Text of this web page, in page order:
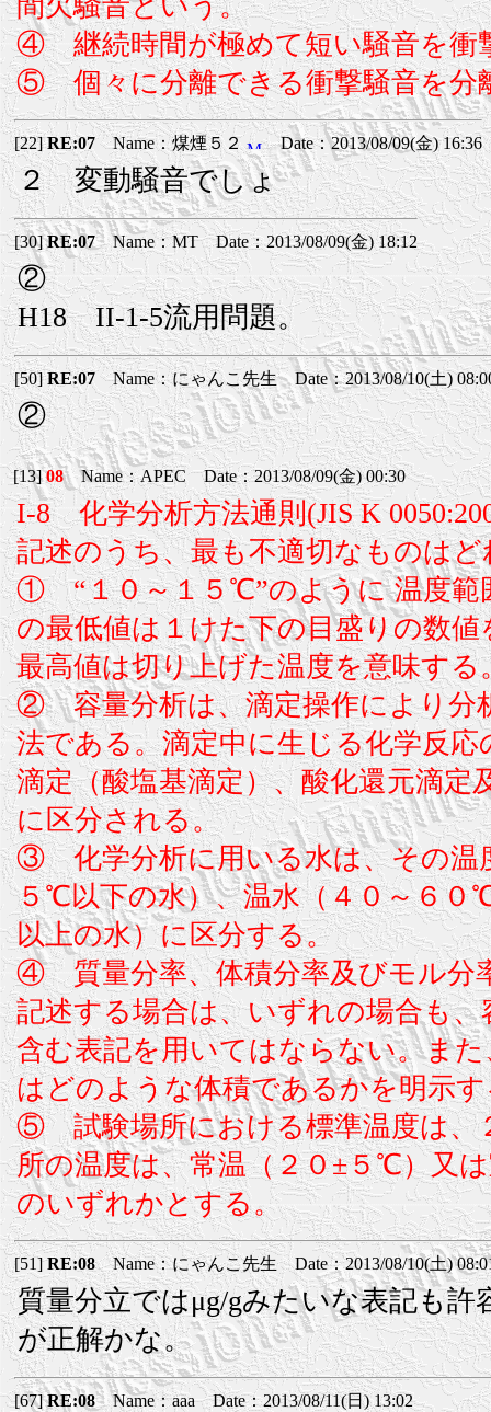
④ 継続時間が極めて短い騒音を衝
⑤ 個々に分離できる衝撃騒音を分
[22]RE:07 Name：煤煙５２ Date：2013/08/09(金) 16:36
２ 変動騒音でしょ
[30]RE:07Name：MT Date：2013/08/09(金) 18:12
②
H18 II-1-5流用問題。
[50]RE:07 Name：にゃんこ先生 Date：2013/08/10(土)
②
[13]08Name：APEC Date：2013/08/09(金) 00:30
I-8 化学分析方法通則(JIS K
記述のうち、最も不適切なものはど
① “１０～１５℃”のように 温度範
の最低値は１けた下の目盛りの数
最高値は切り上げた温度を意味する
② 容量分析は、滴定操作により分
法である。滴定中に生じる化学反
滴定（酸塩基滴定）、酸化還元滴定
に区分される。
③ 化学分析に用いる水は、その温
５℃以下の水）、温水（４０～６
以上の水）に区分する。
④ 質量分率、体積分率及びモル分
記述する場合は、いずれの場合も
含む表記を用いてはならない。ま
はどのような体積であるかを明示
⑤ 試験場所における標準温度は、
所の温度は、常温（２０±５℃）又
のいずれかとする。
[51]RE:08Name：にゃんこ先生 Date：2013/08/10(土)
質量分立ではμg/gみたいな表記も
が正解かな。
[67]RE:08Name：aaa Date：2013/08/11(日) 13:02